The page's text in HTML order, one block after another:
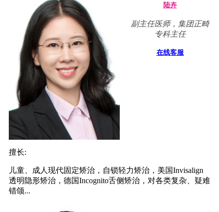
陆卉
副主任医师，集团正畸
专科主任
在线客服
擅长:
儿童、成人现代固定矫治，自锁轻力矫治，美国Invisalign
透明隐形矫治，德国Incognito舌侧矫治，对各类复杂、疑难
错颌...